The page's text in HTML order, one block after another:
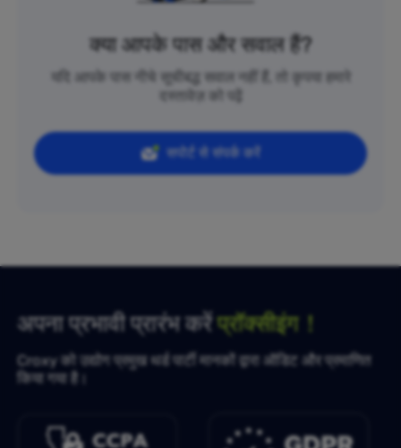
क्या आपके पास और सवाल हैं?
यदि आपके पास नीचे सूचीबद्ध सवाल नहीं हैं, तो कृपया हमारे
दस्तावेज़ को पढ़ें
सपोर्ट से संपर्क करें
अपना प्रभावी प्रारंभ करेंप्रॉक्सीइंग！
Croxy को उद्योग प्रमुख थर्ड पार्टी मानकों द्वारा ऑडिट और प्रमाणित
किया गया है।